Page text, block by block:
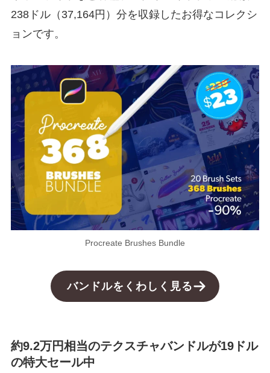
238ドル（37,164円）分を収録したお得なコレクシ
ョンです。
Procreate Brushes Bundle
バンドルをくわしく見る
約9.2万円相当のテクスチャバンドルが19ドル
の特大セール中